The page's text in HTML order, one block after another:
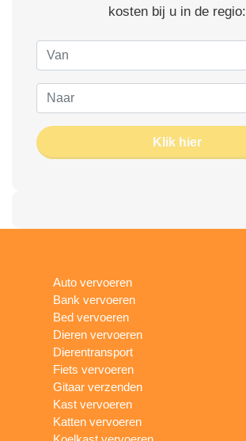
kosten bij u in de regio:
Klik hier
Auto vervoeren
Bank vervoeren
Bed vervoeren
Dieren vervoeren
Dierentransport
Fiets vervoeren
Gitaar verzenden
Kast vervoeren
Katten vervoeren